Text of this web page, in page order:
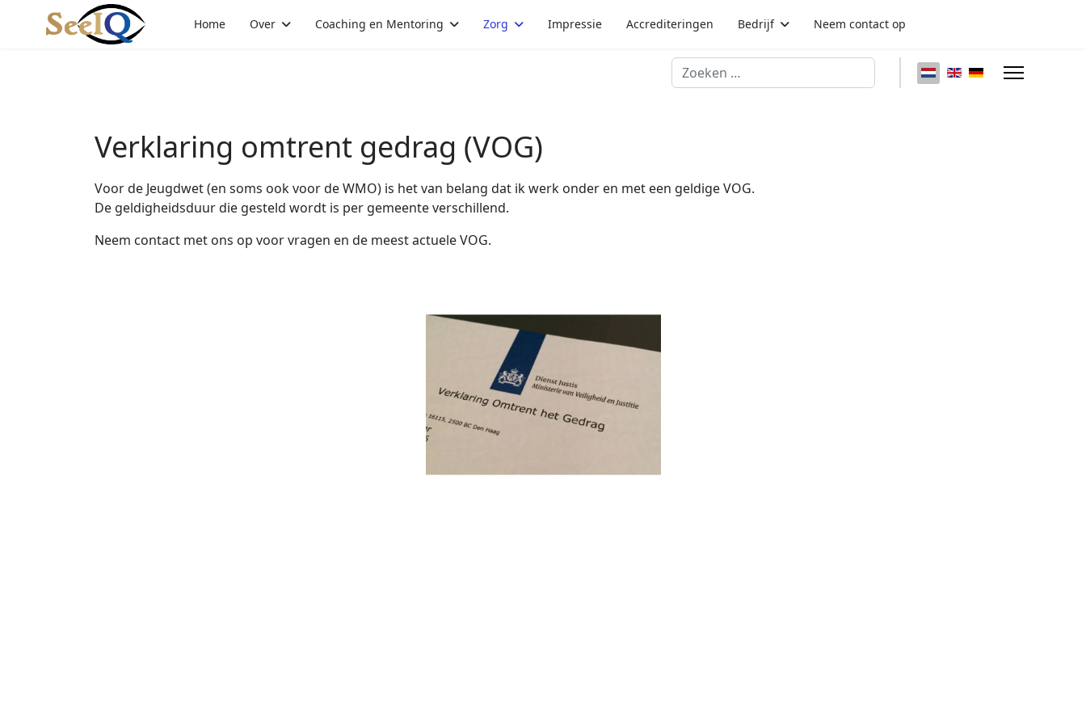
Home Over Coaching en Mentoring Zorg Impressie Accrediteringen Bedrijf Neem contact op
Zoeken Selecteer de taal
Verklaring omtrent gedrag (VOG)
Voor de Jeugdwet (en soms ook voor de WMO) is het van belang dat ik werk onder en met een geldige VOG.
De geldigheidsduur die gesteld wordt is per gemeente verschillend.
Neem contact met ons op voor vragen en de meest actuele VOG.